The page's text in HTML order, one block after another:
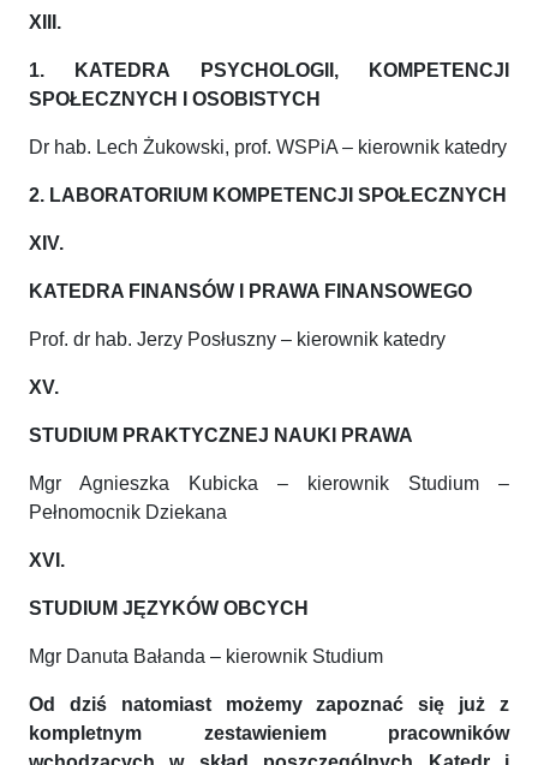
XIII.
1. KATEDRA PSYCHOLOGII, KOMPETENCJI
SPOŁECZNYCH I OSOBISTYCH
Dr hab. Lech Żukowski, prof. WSPiA – kierownik katedry
2. LABORATORIUM KOMPETENCJI SPOŁECZNYCH
XIV.
KATEDRA FINANSÓW I PRAWA FINANSOWEGO
Prof. dr hab. Jerzy Posłuszny – kierownik katedry
XV.
STUDIUM PRAKTYCZNEJ NAUKI PRAWA
Mgr Agnieszka Kubicka – kierownik Studium –
Pełnomocnik Dziekana
XVI.
STUDIUM JĘZYKÓW OBCYCH
Mgr Danuta Bałanda – kierownik Studium
Od dziś natomiast możemy zapoznać się już z
kompletnym zestawieniem pracowników